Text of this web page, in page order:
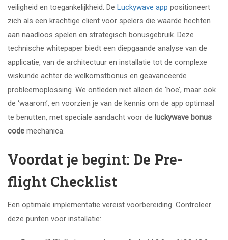
veiligheid en toegankelijkheid. De Luckywave app positioneert
zich als een krachtige client voor spelers die waarde hechten
aan naadloos spelen en strategisch bonusgebruik. Deze
technische whitepaper biedt een diepgaande analyse van de
applicatie, van de architectuur en installatie tot de complexe
wiskunde achter de welkomstbonus en geavanceerde
probleemoplossing. We ontleden niet alleen de ‘hoe’, maar ook
de ‘waarom’, en voorzien je van de kennis om de app optimaal
te benutten, met speciale aandacht voor de luckywave bonus
code mechanica.
Voordat je begint: De Pre-
flight Checklist
Een optimale implementatie vereist voorbereiding. Controleer
deze punten voor installatie: